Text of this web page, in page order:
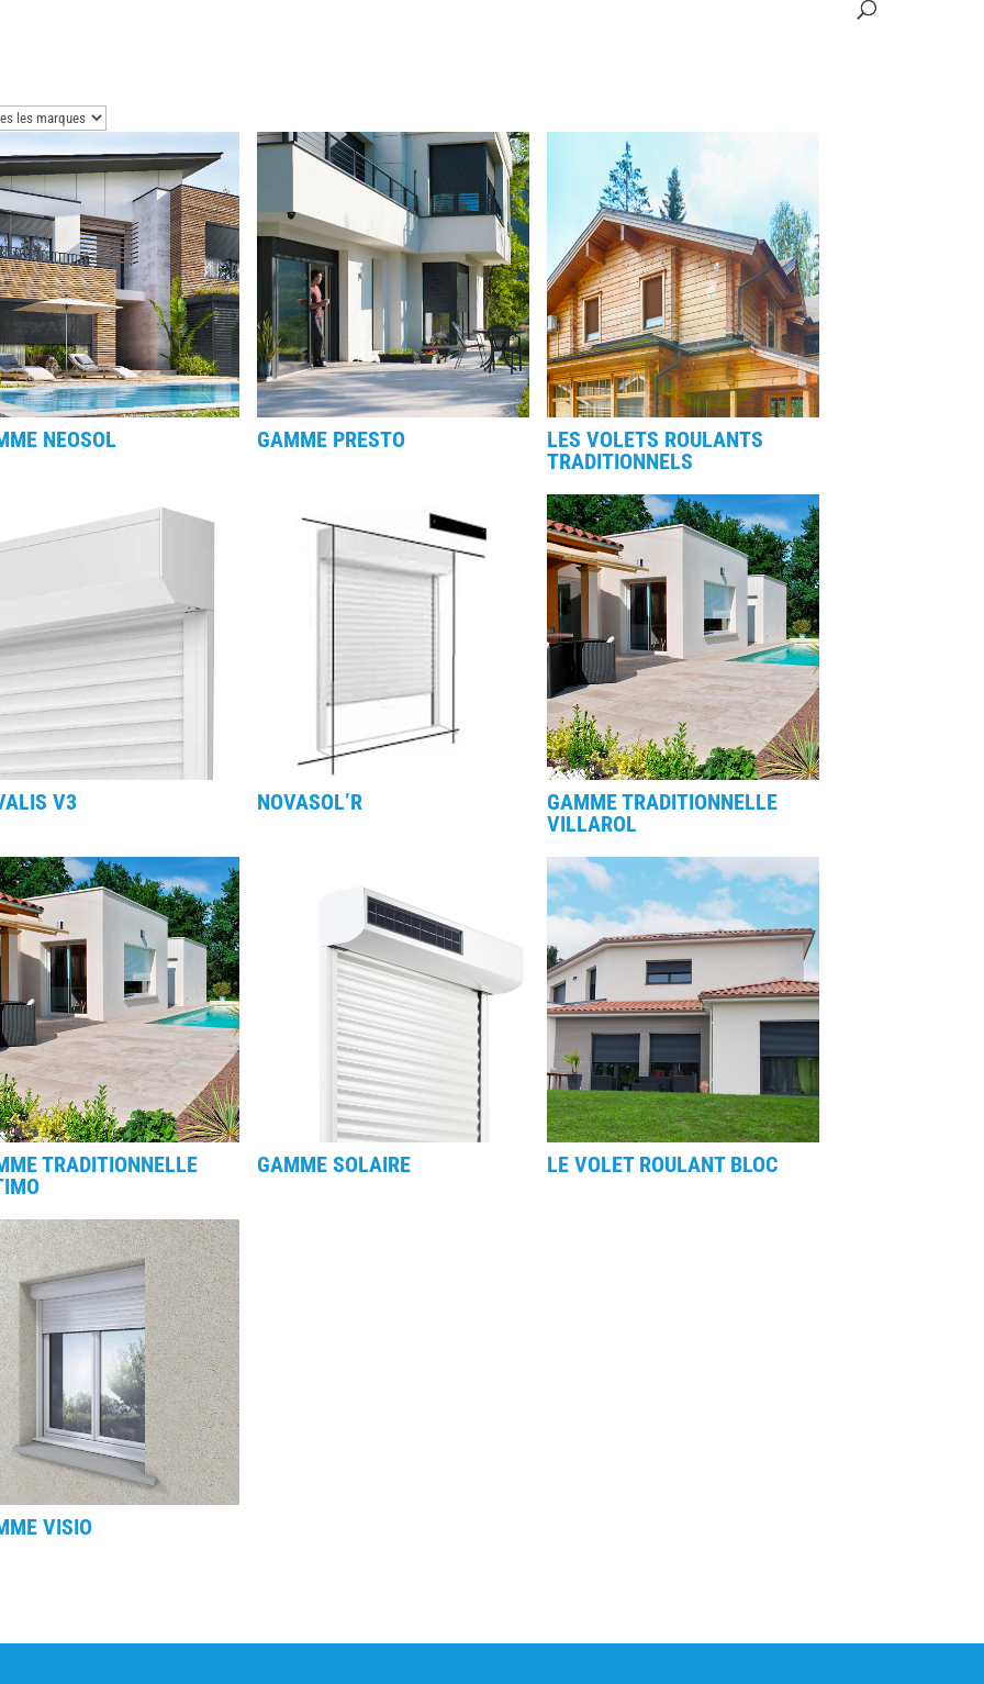
NEOSOL GAMME PRESTO
LES VOLETS ROULANTS
TRADITIONNELS
V3 NOVASOL’R
GAMME TRADITIONNELLE
VILLAROL
TRADITIONNELLE
GAMME SOLAIRE LE VOLET ROULANT BLOC
VISIO